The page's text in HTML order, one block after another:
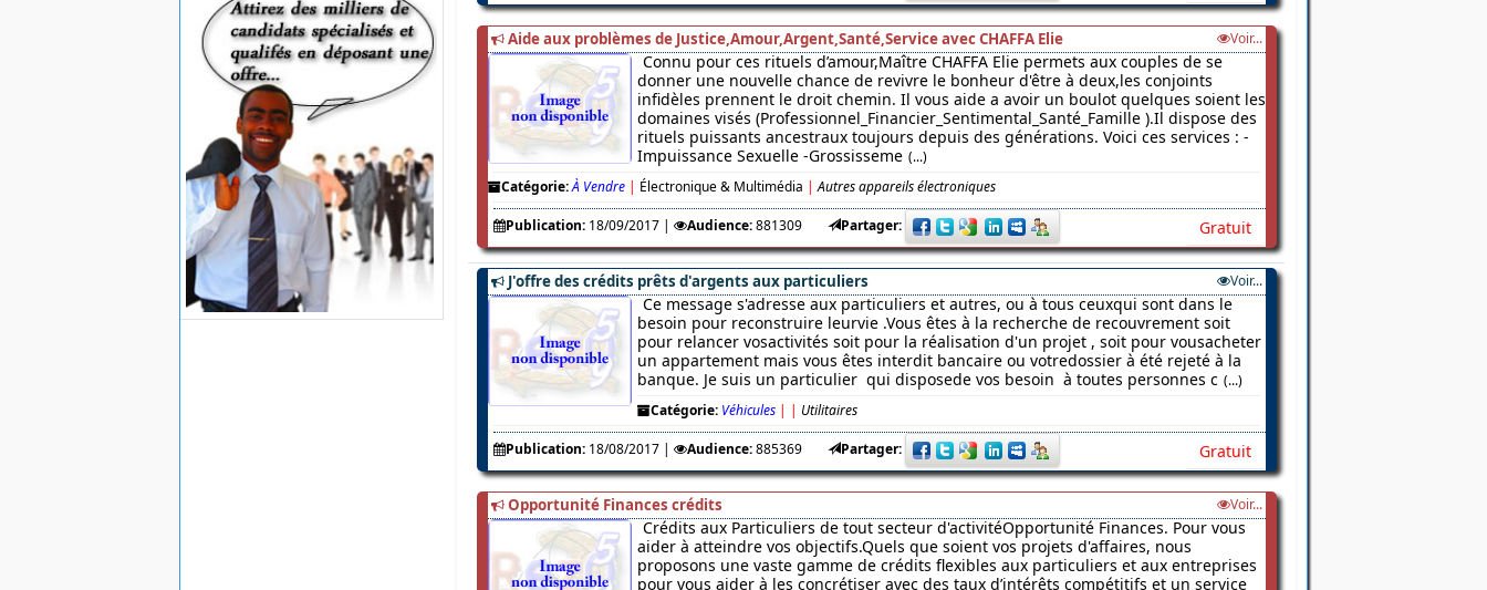
Aide aux problèmes de Justice,Amour,Argent,Santé,Service avec CHAFFA Elie Voir...
Connu pour ces rituels d’amour,Maître CHAFFA Elie permets aux couples de se
donner une nouvelle chance de revivre le bonheur d'être à deux,les conjoints
infidèles prennent le droit chemin. Il vous aide a avoir un boulot quelques soient les
domaines visés (Professionnel_Financier_Sentimental_Santé_Famille ).Il dispose des
rituels puissants ancestraux toujours depuis des générations. Voici ces services : -
Impuissance Sexuelle -Grossisseme (...)
Catégorie:À Vendre | Électronique & Multimédia | Autres appareils électroniques
Publication: 18/09/2017| Audience: 881309 Partager: Gratuit
J'offre des crédits prêts d'argents aux particuliers Voir...
Ce message s'adresse aux particuliers et autres, ou à tous ceuxqui sont dans le
besoin pour reconstruire leurvie .Vous êtes à la recherche de recouvrement soit
pour relancer vosactivités soit pour la réalisation d'un projet , soit pour vousacheter
un appartement mais vous êtes interdit bancaire ou votredossier à été rejeté à la
banque. Je suis un particulier qui disposede vos besoin à toutes personnes c (...)
Catégorie: Véhicules | | Utilitaires
Publication: 18/08/2017| Audience: 885369 Partager: Gratuit
Opportunité Finances crédits Voir...
Crédits aux Particuliers de tout secteur d'activitéOpportunité Finances. Pour vous
aider à atteindre vos objectifs.Quels que soient vos projets d'affaires, nous
proposons une vaste gamme de crédits flexibles aux particuliers et aux entreprises
pour vous aider à les concrétiser avec des taux d’intérêts compétitifs et un service